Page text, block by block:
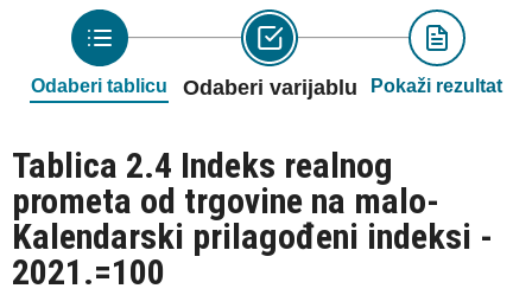
Odaberi tablicu Odaberi varijablu Pokaži rezultat
Tablica 2.4 Indeks realnog
prometa od trgovine na malo-
Kalendarski prilagođeni indeksi -
2021.=100